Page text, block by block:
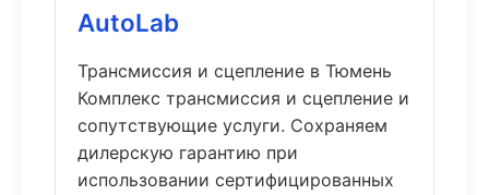
AutoLab
Трансмиссия и сцепление в Тюмень
Комплекс трансмиссия и сцепление и
сопутствующие услуги. Сохраняем
дилерскую гарантию при
использовании сертифицированных